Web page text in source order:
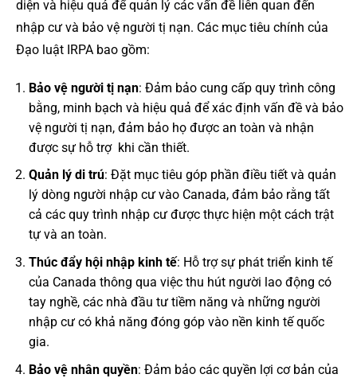
diện và hiệu quả để quản lý các vấn đề liên quan đến
nhập cư và bảo vệ người tị nạn. Các mục tiêu chính của
Đạo luật IRPA bao gồm:
Bảo vệ người tị nạn: Đảm bảo cung cấp quy trình công
bằng, minh bạch và hiệu quả để xác định vấn đề và bảo
vệ người tị nạn, đảm bảo họ được an toàn và nhận
được sự hỗ trợ khi cần thiết.
Quản lý di trú: Đặt mục tiêu góp phần điều tiết và quản
lý dòng người nhập cư vào Canada, đảm bảo rằng tất
cả các quy trình nhập cư được thực hiện một cách trật
tự và an toàn.
Thúc đẩy hội nhập kinh tế: Hỗ trợ sự phát triển kinh tế
của Canada thông qua việc thu hút người lao động có
tay nghề, các nhà đầu tư tiềm năng và những người
nhập cư có khả năng đóng góp vào nền kinh tế quốc
gia.
Bảo vệ nhân quyền: Đảm bảo các quyền lợi cơ bản của